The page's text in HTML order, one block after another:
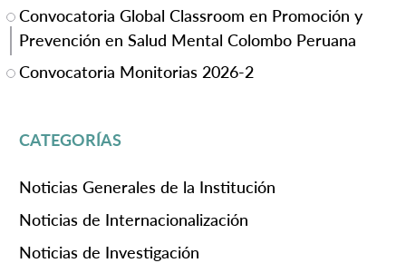
Convocatoria Global Classroom en Promoción y
Prevención en Salud Mental Colombo Peruana
Convocatoria Monitorias 2026-2
CATEGORÍAS
Noticias Generales de la Institución
Noticias de Internacionalización
Noticias de Investigación